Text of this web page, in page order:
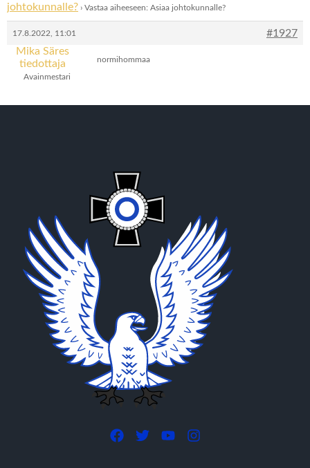
johtokunnalle? › Vastaa aiheeseen: Asiaa johtokunnalle?
17.8.2022, 11:01
#1927
Mika Säres
tiedottaja
Avainmestari
normihommaa